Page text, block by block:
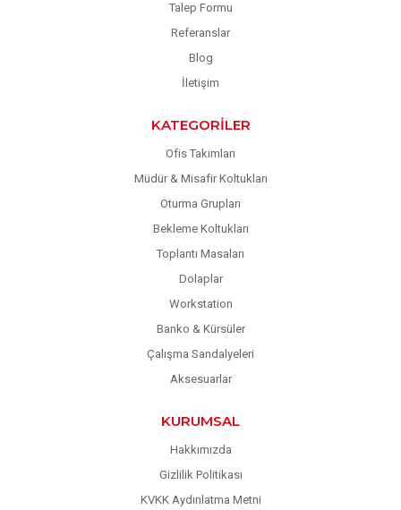
Talep Formu
Referanslar
Blog
İletişim
KATEGORILER
Ofis Takımları
Müdür & Misafir Koltukları
Oturma Grupları
Bekleme Koltukları
Toplantı Masaları
Dolaplar
Workstation
Banko & Kürsüler
Çalışma Sandalyeleri
Aksesuarlar
KURUMSAL
Hakkımızda
Gizlilik Politikası
KVKK Aydınlatma Metni